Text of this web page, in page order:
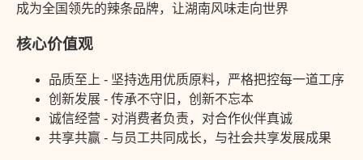
成为全国领先的辣条品牌，让湖南风味走向世界
核心价值观
品质至上 - 坚持选用优质原料，严格把控每一道工序
创新发展 - 传承不守旧，创新不忘本
诚信经营 - 对消费者负责，对合作伙伴真诚
共享共赢 - 与员工共同成长，与社会共享发展成果